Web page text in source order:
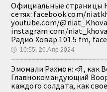
Официальные страницы
сетях: facebook.com/
youtube.com/
instagram.com/
Радио Ховар 101.5 fm,
🕔 10:55, 20.Апр 2024
Эмомали Рахмон: «Я, как
Главнокомандующий
каждого солдата, как